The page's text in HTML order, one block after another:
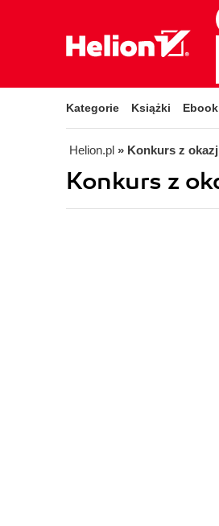
Kategorie Książki
Helion.pl » Konkurs z
Konkurs z